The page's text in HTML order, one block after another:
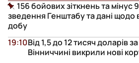
156 бойових зіткнень та мінус
зведення Генштабу та дані щодо
добу
Від 1,5 до 12 тисяч доларів
Вінниччині викрили нові
19:10